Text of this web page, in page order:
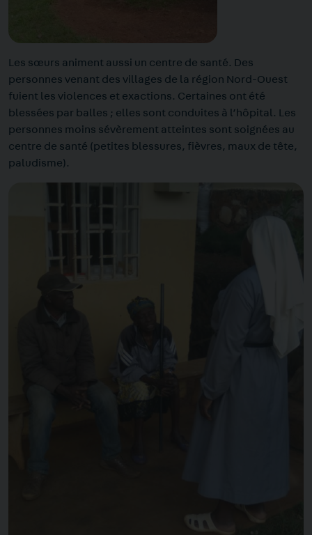
Les sœurs animent aussi un centre de santé. Des
personnes venant des villages de la région Nord-Ouest
fuient les violences et exactions. Certaines ont été
blessées par balles ; elles sont conduites à l’hôpital. Les
personnes moins sévèrement atteintes sont soignées au
centre de santé (petites blessures, fièvres, maux de tête,
paludisme).